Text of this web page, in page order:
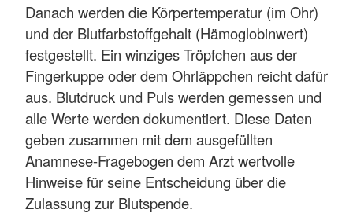
Danach werden die Körpertemperatur (im Ohr)
und der Blutfarbstoffgehalt (Hämoglobinwert)
festgestellt. Ein winziges Tröpfchen aus der
Fingerkuppe oder dem Ohrläppchen reicht dafür
aus. Blutdruck und Puls werden gemessen und
alle Werte werden dokumentiert. Diese Daten
geben zusammen mit dem ausgefüllten
Anamnese-Fragebogen dem Arzt wertvolle
Hinweise für seine Entscheidung über die
Zulassung zur Blutspende.